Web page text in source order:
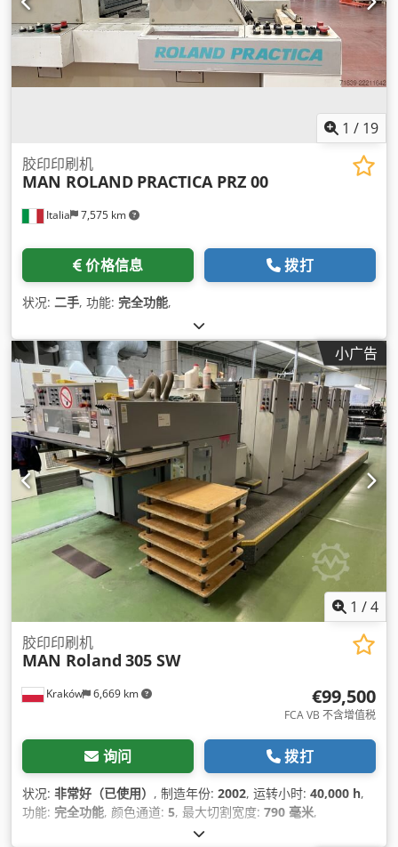
1 / 19
Italia 7,575 km
胶印印刷机
MAN ROLAND PRACTICA PRZ 00
价格信息 拨打
状况: 二手, 功能: 完全功能,
小广告
1 /4
Kraków 6,669 km
胶印印刷机
MAN Roland 305 SW
€99,500
FCA VB 不含增值税
询问 拨打
状况: 非常好（已使用） , 制造年份: 2002, 运转小时: 40,000 h,
功能: 完全功能, 颜色通道: 5, 最大切割宽度: 790 毫米,